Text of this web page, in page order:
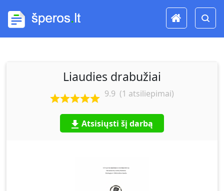
Liaudies drabužiai
9.9 (1 atsiliepimai)
Atsisiųsti šį darbą